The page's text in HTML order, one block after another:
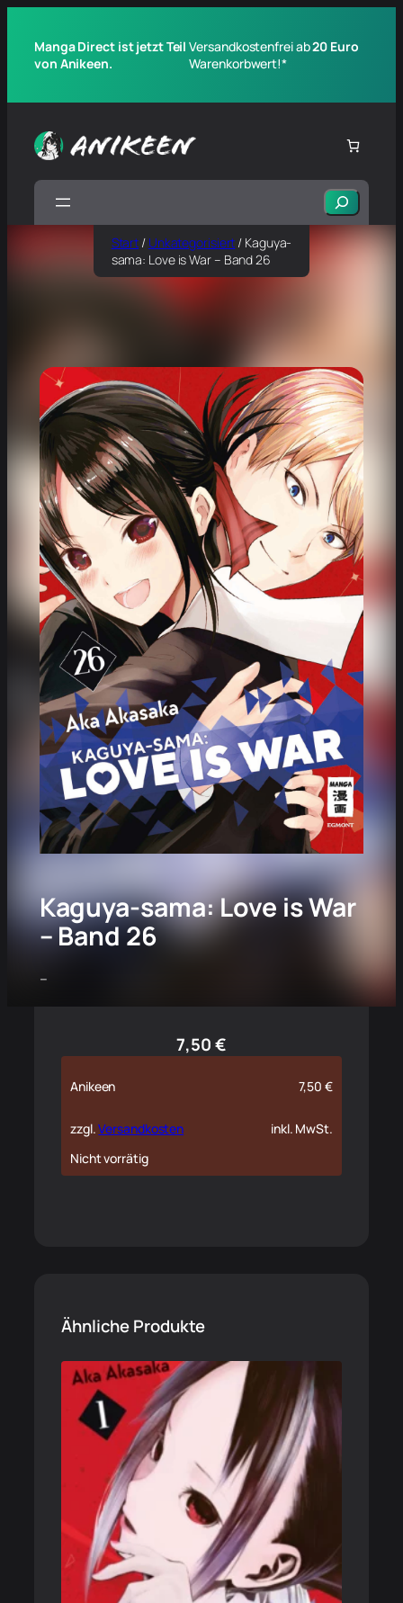
Manga Direct ist jetzt Teil
von Anikeen.
Versandkostenfrei ab20 Euro
Warenkorbwert!*
Suchen
Start / Unkategorisiert / Kaguya-
sama: Love is War – Band 26
Kaguya-sama: Love is War
– Band 26
–
7,50€
Anikeen 7,50€
zzgl.Versandkosten
inkl. MwSt.
Nicht vorrätig
Ähnliche Produkte